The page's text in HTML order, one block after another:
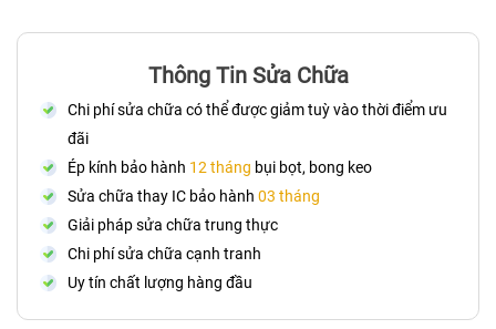
Thông Tin Sửa Chữa
Chi phí sửa chữa có thể được giảm tuỳ vào thời điểm ưu
đãi
Ép kính bảo hành 12 tháng bụi bọt, bong keo
Sửa chữa thay IC bảo hành 03 tháng
Giải pháp sửa chữa trung thực
Chi phí sửa chữa cạnh tranh
Uy tín chất lượng hàng đầu